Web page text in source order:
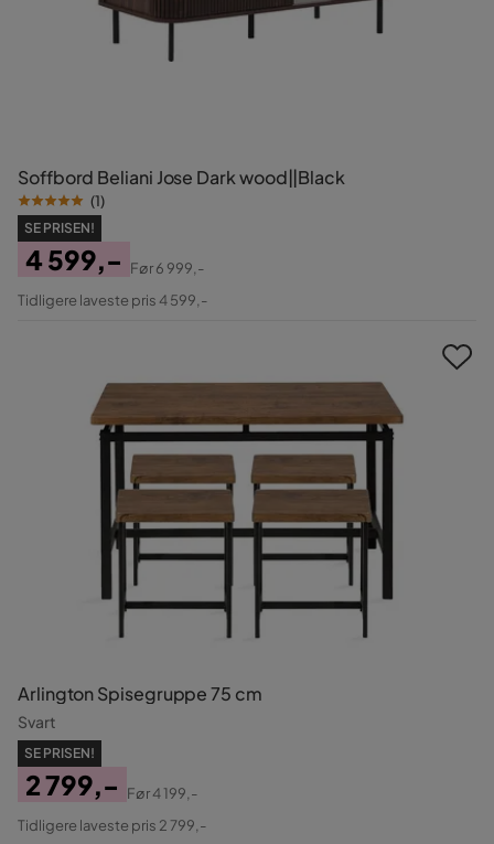
Soffbord Beliani Jose Dark wood||Black
(1)
SE PRISEN!
Pris
4 599,-
Original
Før6 999,-
Tidligere laveste pris 4 599,-
Arlington Spisegruppe 75 cm
Svart
SE PRISEN!
Pris
2 799,-
Original
Før4 199,-
Tidligere laveste pris 2 799,-